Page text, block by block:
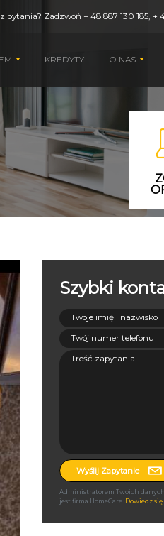
pytania? Zadzwoń + 48 887 130 185, +
KREDYTY O NAS
Szybki
Wyślij Zapytanie
Administratorem Twoich
jest firma HomeCare. Dowiedz